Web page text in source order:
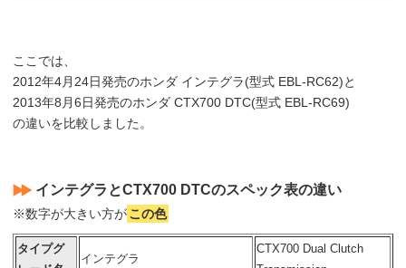
ここでは、
2012年4月24日発売のホンダ インテグラ(型式 EBL-RC62)と
2013年8月6日発売のホンダ CTX700 DTC(型式 EBL-RC69)
の違いを比較しました。
インテグラとCTX700 DTCのスペック表の違い
※数字が大きい方がこの色
タイプグ
インテグラ
CTX700 Dual Clutch